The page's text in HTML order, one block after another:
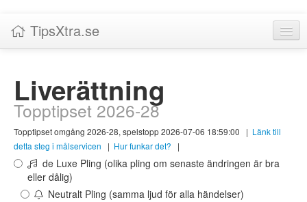
TipsXtra.se
Tabeller
Livescore!
Tipsförslag
Statistik
Liverättning
Liverättning
Topptipset 2026-28
Topptipset omgång 2026-28, spelstopp 2026-07-06 18:59:00 | Länk till
detta steg i målservicen
| Hur funkar det? |
de Luxe Pling (olika pling om senaste ändringen är bra
eller dålig)
Neutralt Pling (samma ljud för alla händelser)